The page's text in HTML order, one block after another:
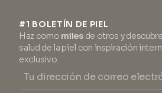
#1 BOLETÍN DE PIEL
Haz como milesde otros y
salud de la piel con inspiración
exclusivo.